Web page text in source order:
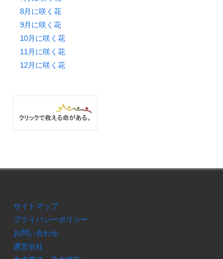
8月に咲く花
9月に咲く花
10月に咲く花
11月に咲く花
12月に咲く花
サイトマップ
プライバシーポリシー
お問い合わせ
運営会社